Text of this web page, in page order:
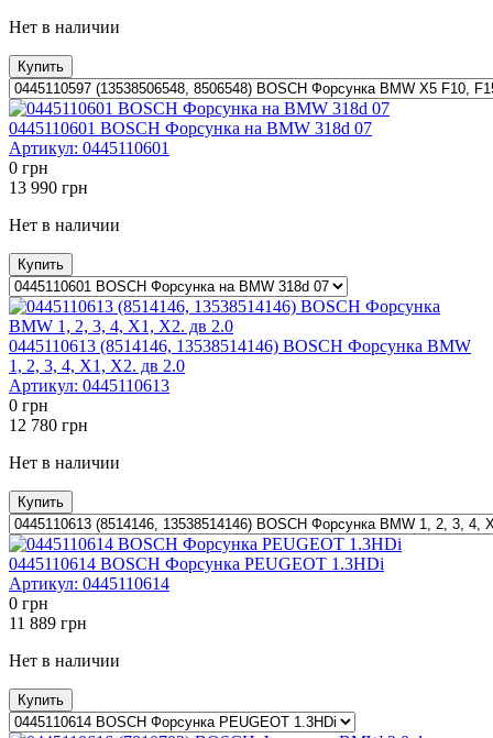
Нет в наличии
Купить
0445110601 BOSCH Форсунка на BMW 318d 07
Артикул: 0445110601
0 грн
13 990 грн
Нет в наличии
Купить
0445110613 (8514146, 13538514146) BOSCH Форсунка BMW
1, 2, 3, 4, X1, X2. дв 2.0
Артикул: 0445110613
0 грн
12 780 грн
Нет в наличии
Купить
0445110614 BOSCH Форсунка PEUGEOT 1.3HDi
Артикул: 0445110614
0 грн
11 889 грн
Нет в наличии
Купить